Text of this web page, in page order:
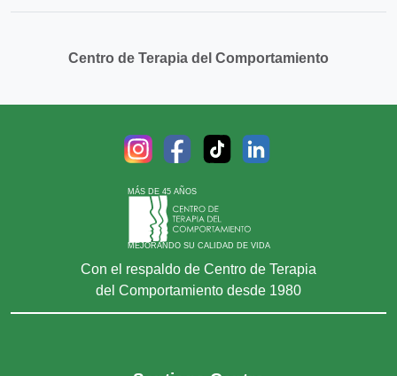
Centro de Terapia del Comportamiento
MÁS DE 45 AÑOS
MEJORANDO SU CALIDAD DE VIDA
Con el respaldo de Centro de Terapia
del Comportamiento desde 1980